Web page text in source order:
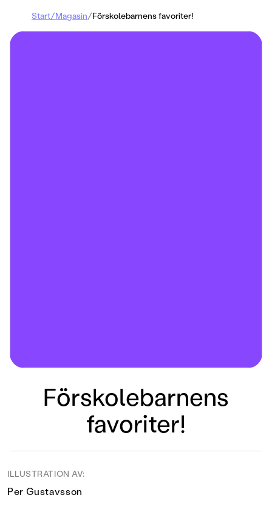
Start/Magasin/Förskolebarnens favoriter!
Förskolebarnens
favoriter!
ILLUSTRATION AV:
Per Gustavsson